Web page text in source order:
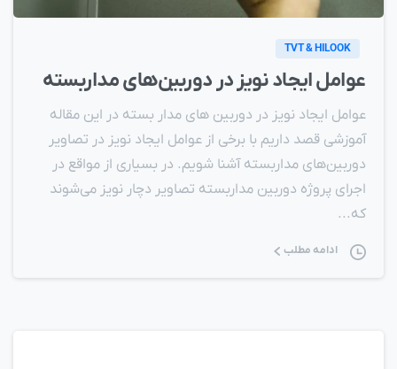
TVT & HILOOK
عوامل ايجاد نويز در دوربين‌های مداربسته
عوامل ایجاد نویز در دوربین های مدار بسته در این مقاله
آموزشی قصد داریم با برخی از عوامل ایجاد نویز در تصاویر
دوربین‌های مداربسته آشنا شویم. در بسیاری از مواقع در
اجرای پروژه دوربین مداربسته تصاویر دچار نویز می‌شوند
که...
ادامه مطلب